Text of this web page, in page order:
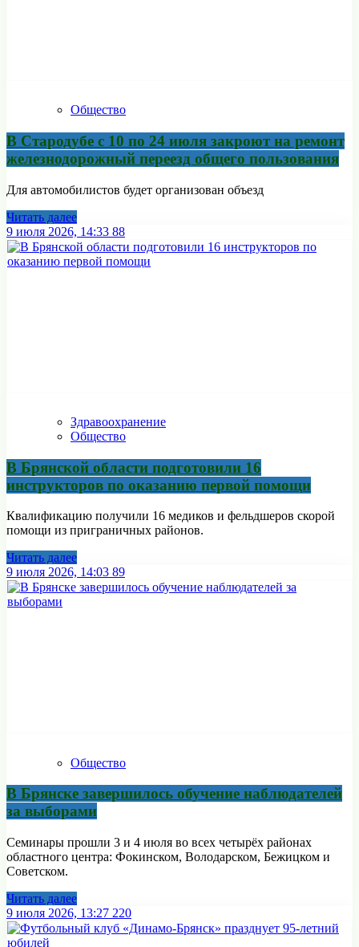
Общество
В Стародубе с 10 по 24 июля закроют на ремонт
железнодорожный переезд общего пользования
Для автомобилистов будет организован объезд
Читать далее
9 июля 2026, 14:33 88
Здравоохранение
Общество
В Брянской области подготовили 16
инструкторов по оказанию первой помощи
Квалификацию получили 16 медиков и фельдшеров скорой
помощи из приграничных районов.
Читать далее
9 июля 2026, 14:03 89
Общество
В Брянске завершилось обучение наблюдателей
за выборами
Семинары прошли 3 и 4 июля во всех четырёх районах
областного центра: Фокинском, Володарском, Бежицком и
Советском.
Читать далее
9 июля 2026, 13:27 220